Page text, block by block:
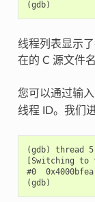
线程列表显示
在的 C 源文件
您可以通过输入
线程 ID。我们
(gdb) thread 5
[Switching to
#0